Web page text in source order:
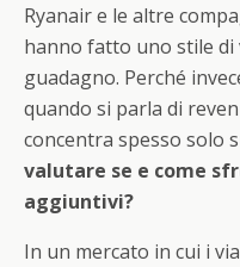
Ryanair e le altre
hanno fatto uno stile
guadagno. Perché
quando si parla di
concentra spesso solo
valutare se e come
aggiuntivi?
In un mercato in cui i